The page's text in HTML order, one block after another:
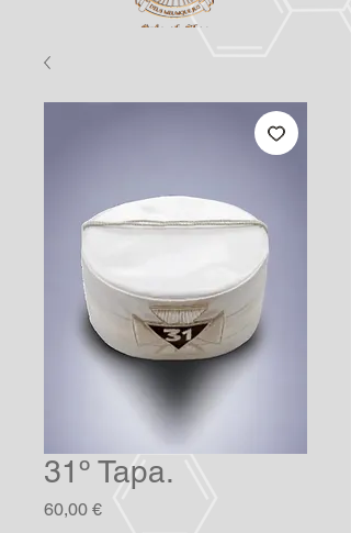
31º Tapa.
60,00 €Precio